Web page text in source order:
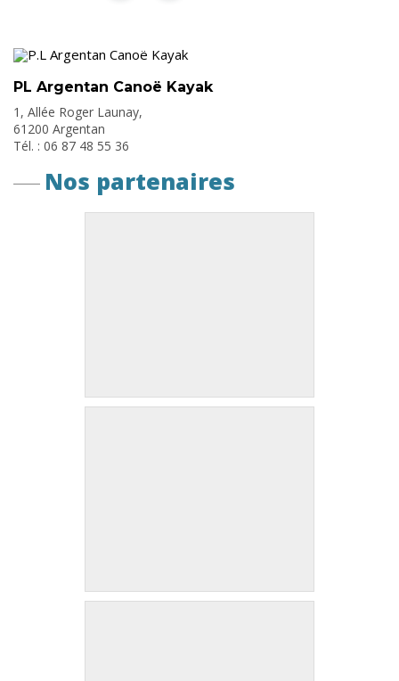
PL Argentan Canoë Kayak
1, Allée Roger Launay,
61200 Argentan
Tél. : 06 87 48 55 36
Nos partenaires